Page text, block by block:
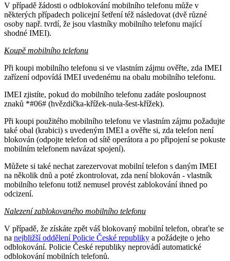
V případě žádosti o odblokování mobilního telefonu může v
některých případech policejní šetření též následovat (dvě různé
osoby např. tvrdí, že jsou vlastníky mobilního telefonu mající
shodné IMEI).
Koupě mobilního telefonu
Při koupi mobilního telefonu si ve vlastním zájmu ověřte, zda IMEI
zařízení odpovídá IMEI uvedenému na obalu mobilního telefonu.
IMEI zjistíte, pokud do mobilního telefonu zadáte posloupnost
znaků *#06# (hvězdička-křížek-nula-šest-křížek).
Při koupi použitého mobilního telefonu ve vlastním zájmu požadujte
také obal (krabici) s uvedeným IMEI a ověřte si, zda telefon není
blokován (odpojte telefon od sítě operátora a po připojení se pokuste
mobilním telefonem navázat spojení).
Můžete si také nechat zarezervovat mobilní telefon s daným IMEI
na několik dnů a poté zkontrolovat, zda není blokován - vlastník
mobilního telefonu totiž nemusel provést zablokování ihned po
odcizení.
Nalezení zablokovaného mobilního telefonu
V případě, že získáte zpět váš blokovaný mobilní telefon, obraťte se
na nejbližší oddělení Policie České republiky a požádejte o jeho
odblokování. Policie České republiky neprovádí automatické
odblokování mobilních telefonů.